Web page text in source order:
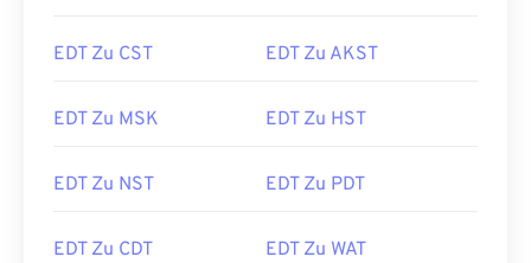
EDT Zu CST EDT Zu AKST
EDT Zu MSK EDT Zu HST
EDT Zu NST EDT Zu PDT
EDT Zu CDT EDT Zu WAT